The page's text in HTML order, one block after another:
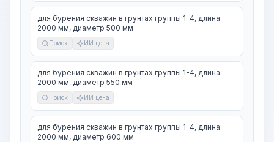
для бурения скважин в грунтах группы 1-4, длина
2000 мм, диаметр 500 мм
Поиск ИИ цена
для бурения скважин в грунтах группы 1-4, длина
2000 мм, диаметр 550 мм
Поиск ИИ цена
для бурения скважин в грунтах группы 1-4, длина
2000 мм, диаметр 600 мм